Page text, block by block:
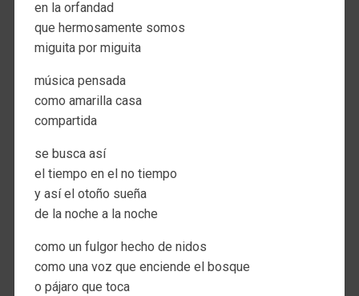
en la orfandad
que hermosamente somos
miguita por miguita
música pensada
como amarilla casa
compartida
se busca así
el tiempo en el no tiempo
y así el otoño sueña
de la noche a la noche
como un fulgor hecho de nidos
como una voz que enciende el bosque
o pájaro que toca